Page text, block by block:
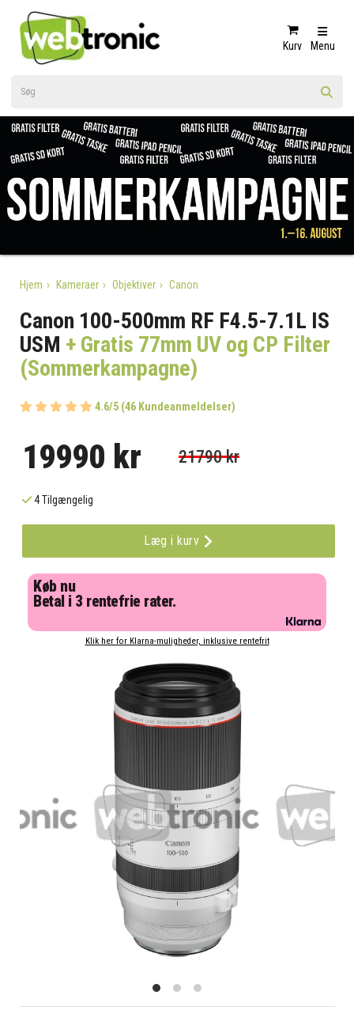
Kurv Menu
Hjem Kameraer Objektiver Canon
Canon 100-500mm RF F4.5-7.1L IS
USM + Gratis 77mm UV og CP Filter
(Sommerkampagne)
4.6/5 (46 Kundeanmeldelser)
19990 kr 21790 kr
4 Tilgængelig
Læg i kurv
Køb nu
Betal i 3 rentefrie rater.
Klik her for Klarna-muligheder, inklusive rentefrit